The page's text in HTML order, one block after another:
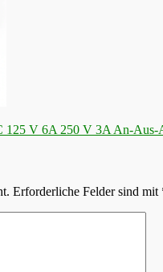
125 V 6A 250 V 3A An-
Erforderliche Felder sind mit